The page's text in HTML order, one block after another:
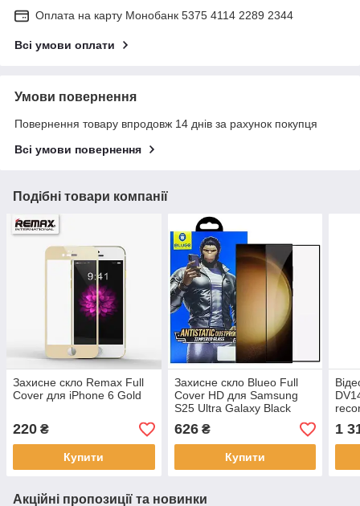
Оплата на карту Монобанк 5375 4114 2289 2344
Всі умови оплати
Умови повернення
Повернення товару впродовж 14 днів за рахунок покупця
Всі умови повернення
Подібні товари компанії
Захисне скло Remax Full
Cover для iPhone 6 Gold
220 ₴
Купити
Захисне скло Blueo Full
Cover HD для Samsung
S25 Ultra Galaxy Black
626₴
Купити
1
Акційні пропозиції та новинки